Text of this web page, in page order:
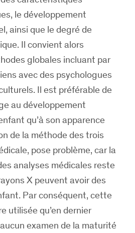
le développement
ainsi que le degré de
Il convient alors
globales incluant par
avec des psychologues
Il est préférable de
au développement
qu’à son apparence
de la méthode des trois
pose problème, car la
analyses médicales reste
X peuvent avoir des
Par conséquent, cette
utilisée qu’en dernier
examen de la maturité